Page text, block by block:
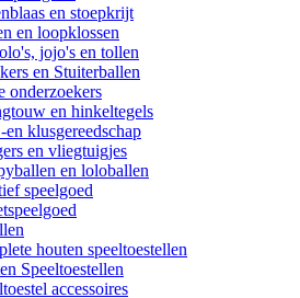
en stoepkrijt
en loopklossen
jojo's en tollen
en Stuiterballen
onderzoekers
en hinkeltegels
en klusgereedschap
en vliegtuigjes
en loloballen
speelgoed
houten speeltoestellen
Speeltoestellen
accessoires